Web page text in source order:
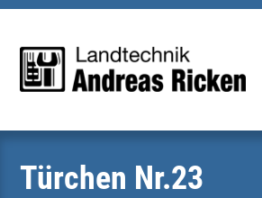
Zum
springen
Türchen Nr.23